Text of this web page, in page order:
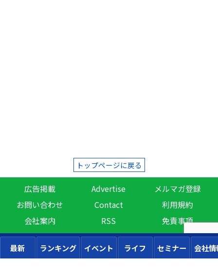
トップページに戻る
広告掲載 Advertise
メルマガ登録
お問い合わせ
Contact
利用規約
会社案内
RSS 免責事項
最新 ランキング イベント ライフ セミナー 会社